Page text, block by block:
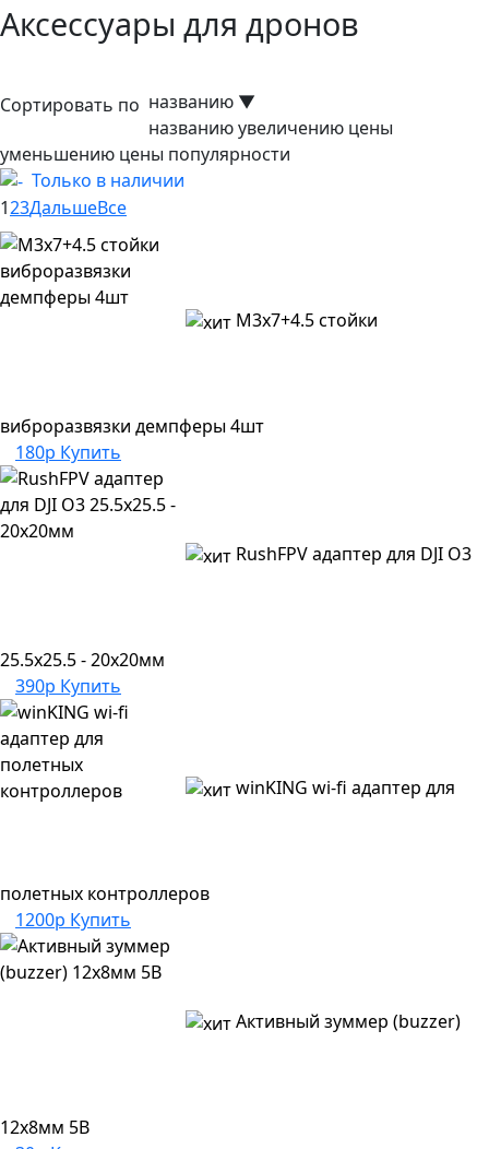
Аксессуары для дронов
Сортировать по названию ▼
названиюувеличению цены
уменьшению цены популярности
Только в наличии
123ДальшеВсе
M3х7+4.5 стойки
виброразвязки демпферы 4шт
180р Купить
RushFPV адаптер для DJI O3
25.5x25.5 - 20x20мм
390р Купить
winKING wi-fi адаптер для
полетных контроллеров
1200р Купить
Активный зуммер (buzzer)
12x8мм 5В